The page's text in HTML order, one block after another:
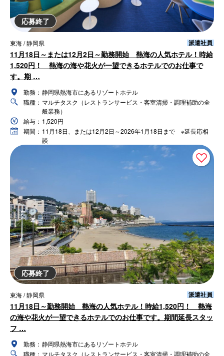
応募終了
東海 / 静岡県 派遣社員
11月18日～または12月2日～勤務開始 熱海の人気ホテル！時給
1,520円！ 熱海の海や花火が一望できるホテルでのお仕事で
す。期 …
勤務： 静岡県熱海市にあるリゾートホテル
職種： マルチタスク（レストランサービス・客室清掃・調理補助の全
般業務）
給与： 1,520円
期間： 11月18日、または12月2日～2026年1月18日まで ※延長応相
談
応募終了
東海 / 静岡県 派遣社員
11月18日～勤務開始 熱海の人気ホテル！時給1,520円！ 熱海
の海や花火が一望できるホテルでのお仕事です。期間延長スタッ
フ …
勤務： 静岡県熱海市にあるリゾートホテル
職種： マルチタスク（レストランサービス・客室清掃・調理補助の全